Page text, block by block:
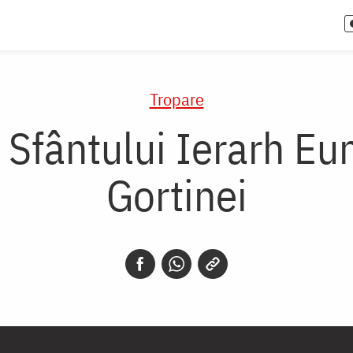
Tropare
Ierarh
Gortinei